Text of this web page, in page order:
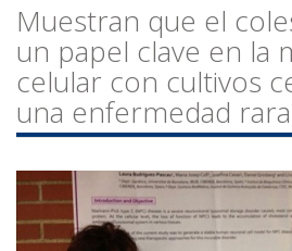
Muestran que el
un papel clave en la
celular con cultivos
una enfermedad rara